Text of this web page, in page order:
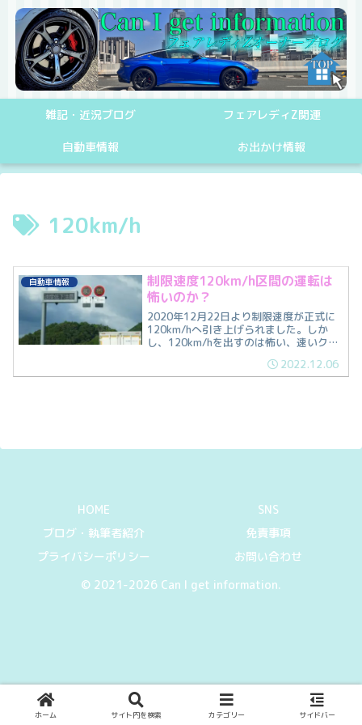
雑記・近況ブログ フェアレディZ関連
自動車情報 お出かけ情報
120km/h
自動車情報
制限速度120km/h区間の運転は
怖いのか？
2020年12月22日より制限速度が正式に
120km/hへ引き上げられました。しか
し、120km/hを出すのは怖い、速いクル
と思います。なので今回は、制限速度
120km/h区間が怖いと感じる理由と安全
2022.12.06
HOME
SNS
ブログ・執筆者紹介
免責事項
プライバシーポリシー
お問い合わせ
© 2021-2026 Can I get information.
ホーム サイト内を検索 カテゴリー サイドバー